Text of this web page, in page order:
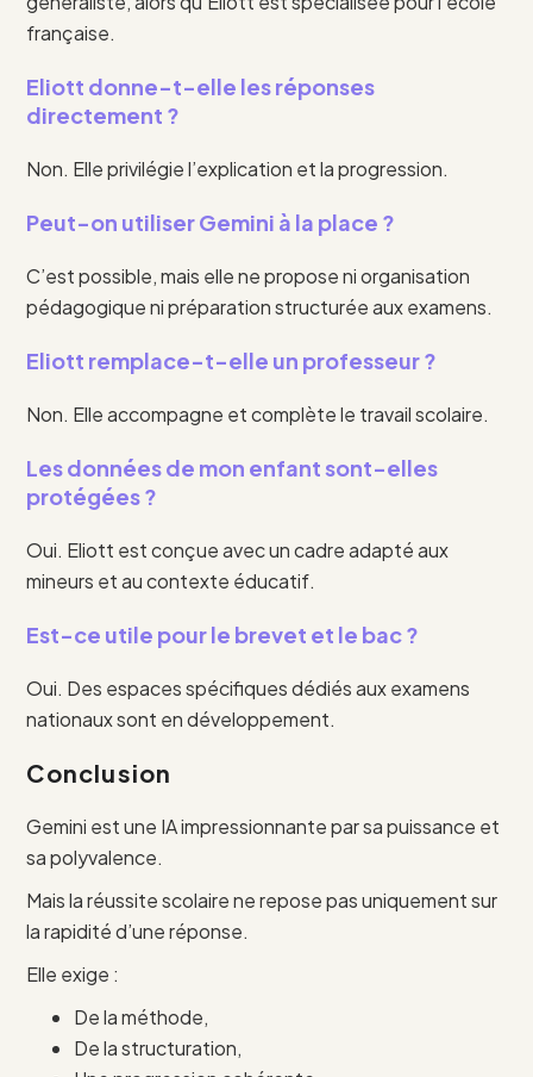
française.
Eliott donne-t-elle les réponses
directement ?
Non. Elle privilégie l’explication et la progression.
Peut-on utiliser Gemini à la place ?
C’est possible, mais elle ne propose ni organisation
pédagogique ni préparation structurée aux examens.
Eliott remplace-t-elle un professeur ?
Non. Elle accompagne et complète le travail scolaire.
Les données de mon enfant sont-elles
protégées ?
Oui. Eliott est conçue avec un cadre adapté aux
mineurs et au contexte éducatif.
Est-ce utile pour le brevet et le bac ?
Oui. Des espaces spécifiques dédiés aux examens
nationaux sont en développement.
Conclusion
Gemini est une IA impressionnante par sa puissance et
sa polyvalence.
Mais la réussite scolaire ne repose pas uniquement sur
la rapidité d’une réponse.
Elle exige :
De la méthode,
De la structuration,